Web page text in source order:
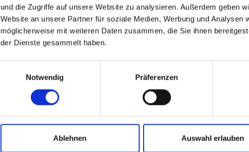
und die Zugriffe auf unsere Website zu analysieren. Außerdem geben
Website an unsere Partner für soziale Medien, Werbung und Analysen
möglicherweise mit weiteren Daten zusammen, die Sie ihnen
der Dienste gesammelt haben.
Notwendig
Präferenzen
Ablehnen Auswahl erlauben